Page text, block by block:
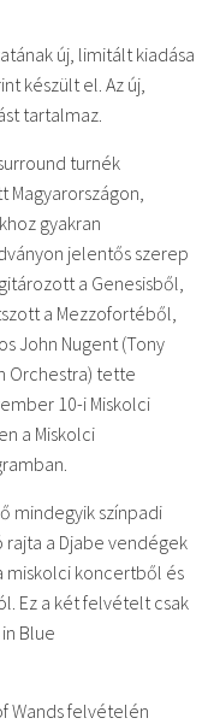
új, limitált kiadása
készült el. Az új,
tartalmaz.
turnék
Magyarországon,
gyakran
jelentős szerep
a Genesisből,
a Mezzofortéből,
John Nugent (Tony
Orchestra) tette
10-i Miskolci
a Miskolci
mindegyik színpadi
a Djabe vendégek
miskolci koncertből és
Ez a két felvételt csak
Blue
Wands felvételén